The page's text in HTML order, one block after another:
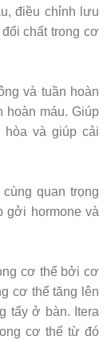
điều chỉnh lưu
chất trong cơ
và tuần hoàn
hoàn máu. Giúp
và giúp cải
quan trọng
gởi hormone và
cơ thể bởi cơ
cơ thể tăng lên
tấy ở bàn. Itera
cơ thể từ đó